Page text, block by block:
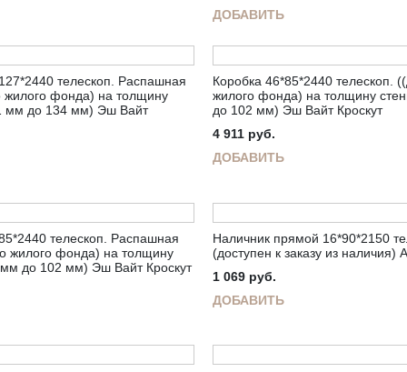
ДОБАВИТЬ
телескоп. Распашная
жилого фонда) на толщину
мм до 134 мм) Эш Вайт
Коробка 46*85*2440 телескоп.
жилого фонда) на толщину
до 102 мм) Эш Вайт Кроскут
4 911 руб.
ДОБАВИТЬ
телескоп. Распашная
жилого фонда) на толщину
до 102 мм) Эш Вайт Кроскут
Наличник прямой 16*90*2150
(доступен к заказу из наличия)
1 069 руб.
ДОБАВИТЬ